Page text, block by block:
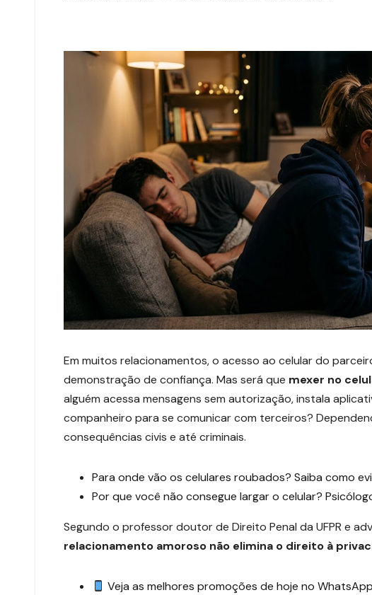
Em muitos relacionamentos, o acesso ao celular do
demonstração de confiança. Mas será que mexer no
alguém acessa mensagens sem autorização, instala
companheiro para se comunicar com terceiros?
consequências civis e até criminais.
Para onde vão os celulares roubados? Saiba como
Por que você não consegue largar o celular?
Segundo o professor doutor de Direito Penal da UFPR e
relacionamento amoroso não elimina o direito à
Veja as melhores promoções de hoje no